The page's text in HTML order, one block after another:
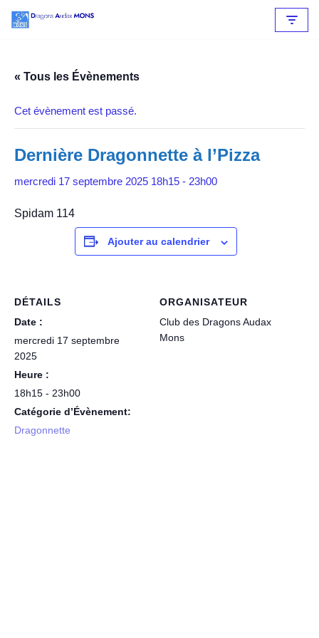
contenu
« Tous les Évènements
Cet évènement est passé.
Dernière Dragonnette à l’Pizza
mercredi 17 septembre 2025 18h15 - 23h00
Spidam 114
Ajouter au calendrier
DÉTAILS
Date :
mercredi 17 septembre
2025
Heure :
18h15 - 23h00
Catégorie d’Évènement:
Dragonnette
ORGANISATEUR
Club des Dragons Audax
Mons